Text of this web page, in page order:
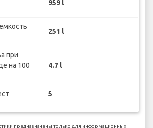
959 l
251 l
при
на 100
4.7 l
5
предназначены только для информационных